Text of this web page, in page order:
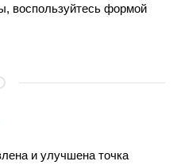
воспользуйтесь формой
и улучшена точка